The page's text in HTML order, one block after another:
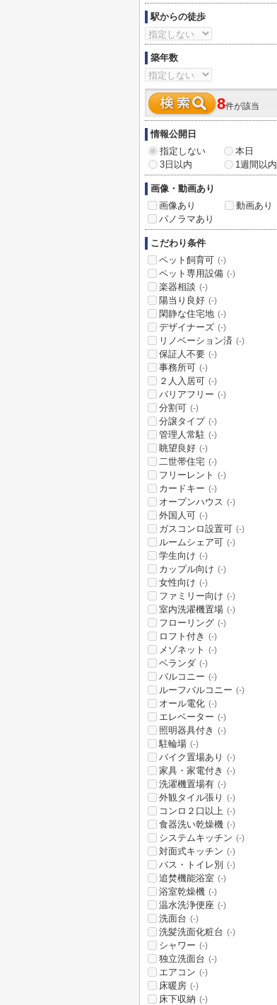
駅からの徒歩
築年数
8件が該当
情報公開日
指定しない
本日
3日以内
1週間以内
画像・動画あり
画像あり
動画あり
パノラマあり
こだわり条件
ペット飼育可 (-)
ペット専用設備 (-)
楽器相談 (-)
陽当り良好 (-)
閑静な住宅地 (-)
デザイナーズ (-)
リノベーション済 (-)
保証人不要 (-)
事務所可 (-)
２人入居可 (-)
バリアフリー (-)
分割可 (-)
分譲タイプ (-)
管理人常駐 (-)
眺望良好 (-)
二世帯住宅 (-)
フリーレント (-)
カードキー (-)
オープンハウス (-)
外国人可 (-)
ガスコンロ設置可 (-)
ルームシェア可 (-)
学生向け (-)
カップル向け (-)
女性向け (-)
ファミリー向け (-)
室内洗濯機置場 (-)
フローリング (-)
ロフト付き (-)
メゾネット (-)
ベランダ (-)
バルコニー (-)
ルーフバルコニー (-)
オール電化 (-)
エレベーター (-)
照明器具付き (-)
駐輪場 (-)
バイク置場あり (-)
家具・家電付き (-)
洗濯機置場有 (-)
外観タイル張り (-)
コンロ２口以上 (-)
食器洗い乾燥機 (-)
システムキッチン (-)
対面式キッチン (-)
バス・トイレ別 (-)
追焚機能浴室 (-)
浴室乾燥機 (-)
温水洗浄便座 (-)
洗面台 (-)
洗髪洗面化粧台 (-)
シャワー (-)
独立洗面台 (-)
エアコン (-)
床暖房 (-)
床下収納 (-)